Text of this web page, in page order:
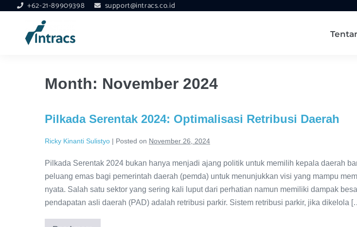
+62-21-89909398 support@intracs.co.id
Month: November 2024
Pilkada Serentak 2024: Optimalisasi Retribusi Daerah
Ricky Kinanti Sulistyo | Posted on November 26, 2024
Pilkada Serentak 2024 bukan hanya menjadi ajang politik untuk memilih kepala daerah
peluang emas bagi pemerintah daerah (pemda) untuk menunjukkan visi yang mampu
nyata. Salah satu sektor yang sering kali luput dari perhatian namun memiliki dampak
pendapatan asli daerah (PAD) adalah retribusi parkir. Sistem retribusi parkir, jika dikelola